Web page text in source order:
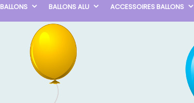
BALLONS BALLONS ALU ACCESSOIRES BALLONS